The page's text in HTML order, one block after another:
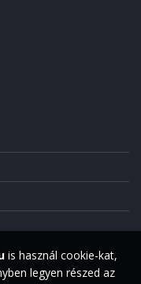
is használ cookie-kat,
legyen részed az